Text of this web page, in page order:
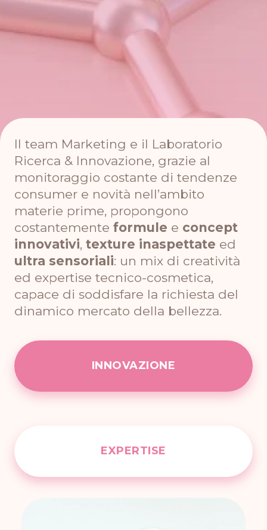
Il team Marketing e il Laboratorio
Ricerca & Innovazione, grazie al
monitoraggio costante di tendenze
consumer e novità nell’ambito
materie prime, propongono
costantemente formule e concept
innovativi, texture inaspettate ed
ultra sensoriali: un mix di creatività
ed expertise tecnico-cosmetica,
capace di soddisfare la richiesta del
dinamico mercato della bellezza.
INNOVAZIONE
EXPERTISE